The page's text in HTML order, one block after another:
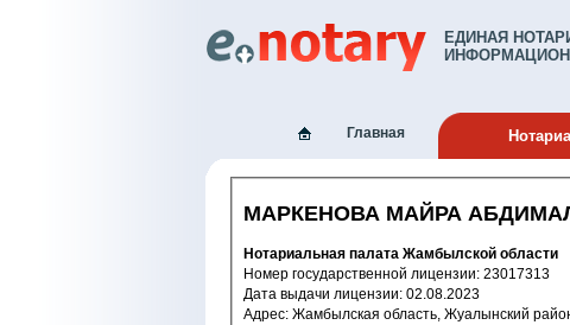
ЕДИНАЯ
Главная
МАРКЕНОВА МАЙРА
Нотариальная палата Жамбылской области
Номер государственной лицензии: 23017313
Дата выдачи лицензии: 02.08.2023
Адрес: Жамбылская область, Жуалынский